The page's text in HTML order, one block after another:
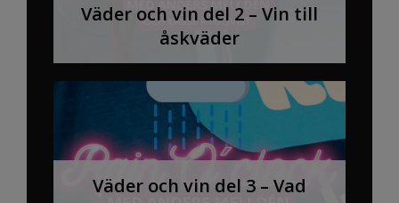
Väder och vin del 2 – Vin till
åskväder
Väder och vin del 3 – Vad